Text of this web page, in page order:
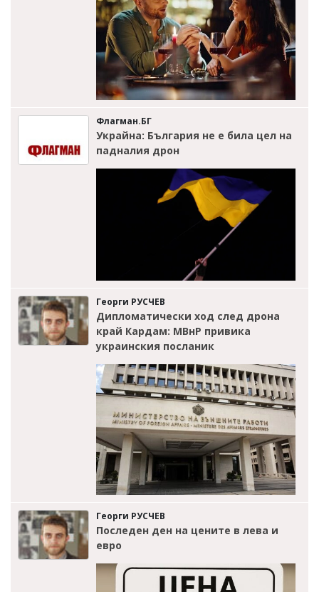
Флагман.БГ
Украйна: България не е била цел на
падналия дрон
Георги РУСЧЕВ
Дипломатически ход след дрона
край Кардам: МВнР привика
украинския посланик
Георги РУСЧЕВ
Последен ден на цените в лева и
евро